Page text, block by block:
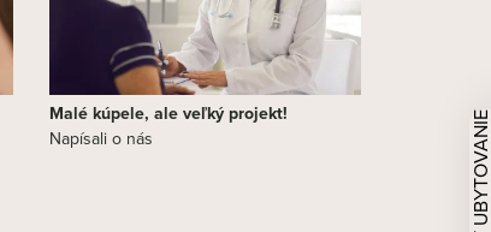
Malé kúpele, ale veľký projekt!
Napísali o nás